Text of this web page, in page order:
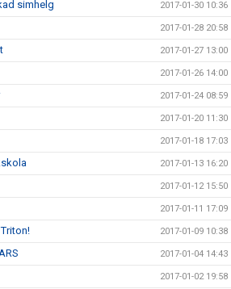
simhelg 2017-01-30 10:36
2017-01-28 20:58
2017-01-27 13:00
2017-01-26 14:00
2017-01-24 08:59
2017-01-20 11:30
2017-01-18 17:03
2017-01-13 16:20
2017-01-12 15:50
2017-01-11 17:09
2017-01-09 10:38
2017-01-04 14:43
2017-01-02 19:58